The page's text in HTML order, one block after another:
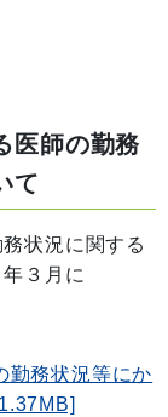
医師の勤務
て
状況に関する
３月に
勤務状況等にか